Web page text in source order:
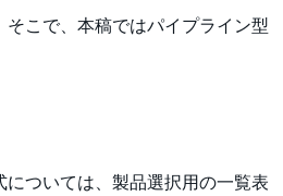
こで、本稿ではパイプライン型
ついては、製品選択用の一覧表